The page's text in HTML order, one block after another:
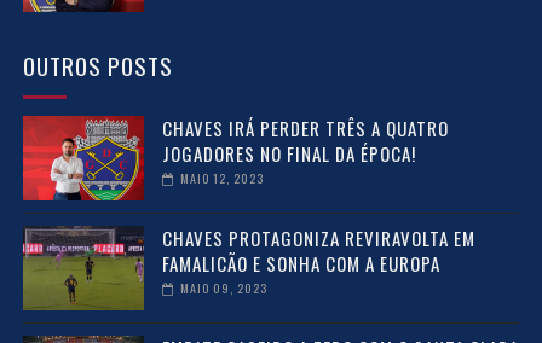
OUTROS POSTS
CHAVES IRÁ PERDER TRÊS A QUATRO
JOGADORES NO FINAL DA ÉPOCA!
MAIO 12, 2023
CHAVES PROTAGONIZA REVIRAVOLTA EM
FAMALICÃO E SONHA COM A EUROPA
MAIO 09, 2023